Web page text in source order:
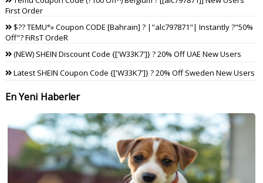
First Order
$?? TEMU°» Coupon CODE [Bahrain] ? |"alc797871"| Instantly ?"50%
Off"? FiRsT OrdeR
(NEW) SHEIN Discount Code {['W33K7']} ? 20% Off UAE New Users
Latest SHEIN Coupon Code {['W33K7']} ? 20% Off Sweden New Users
En Yeni Haberler